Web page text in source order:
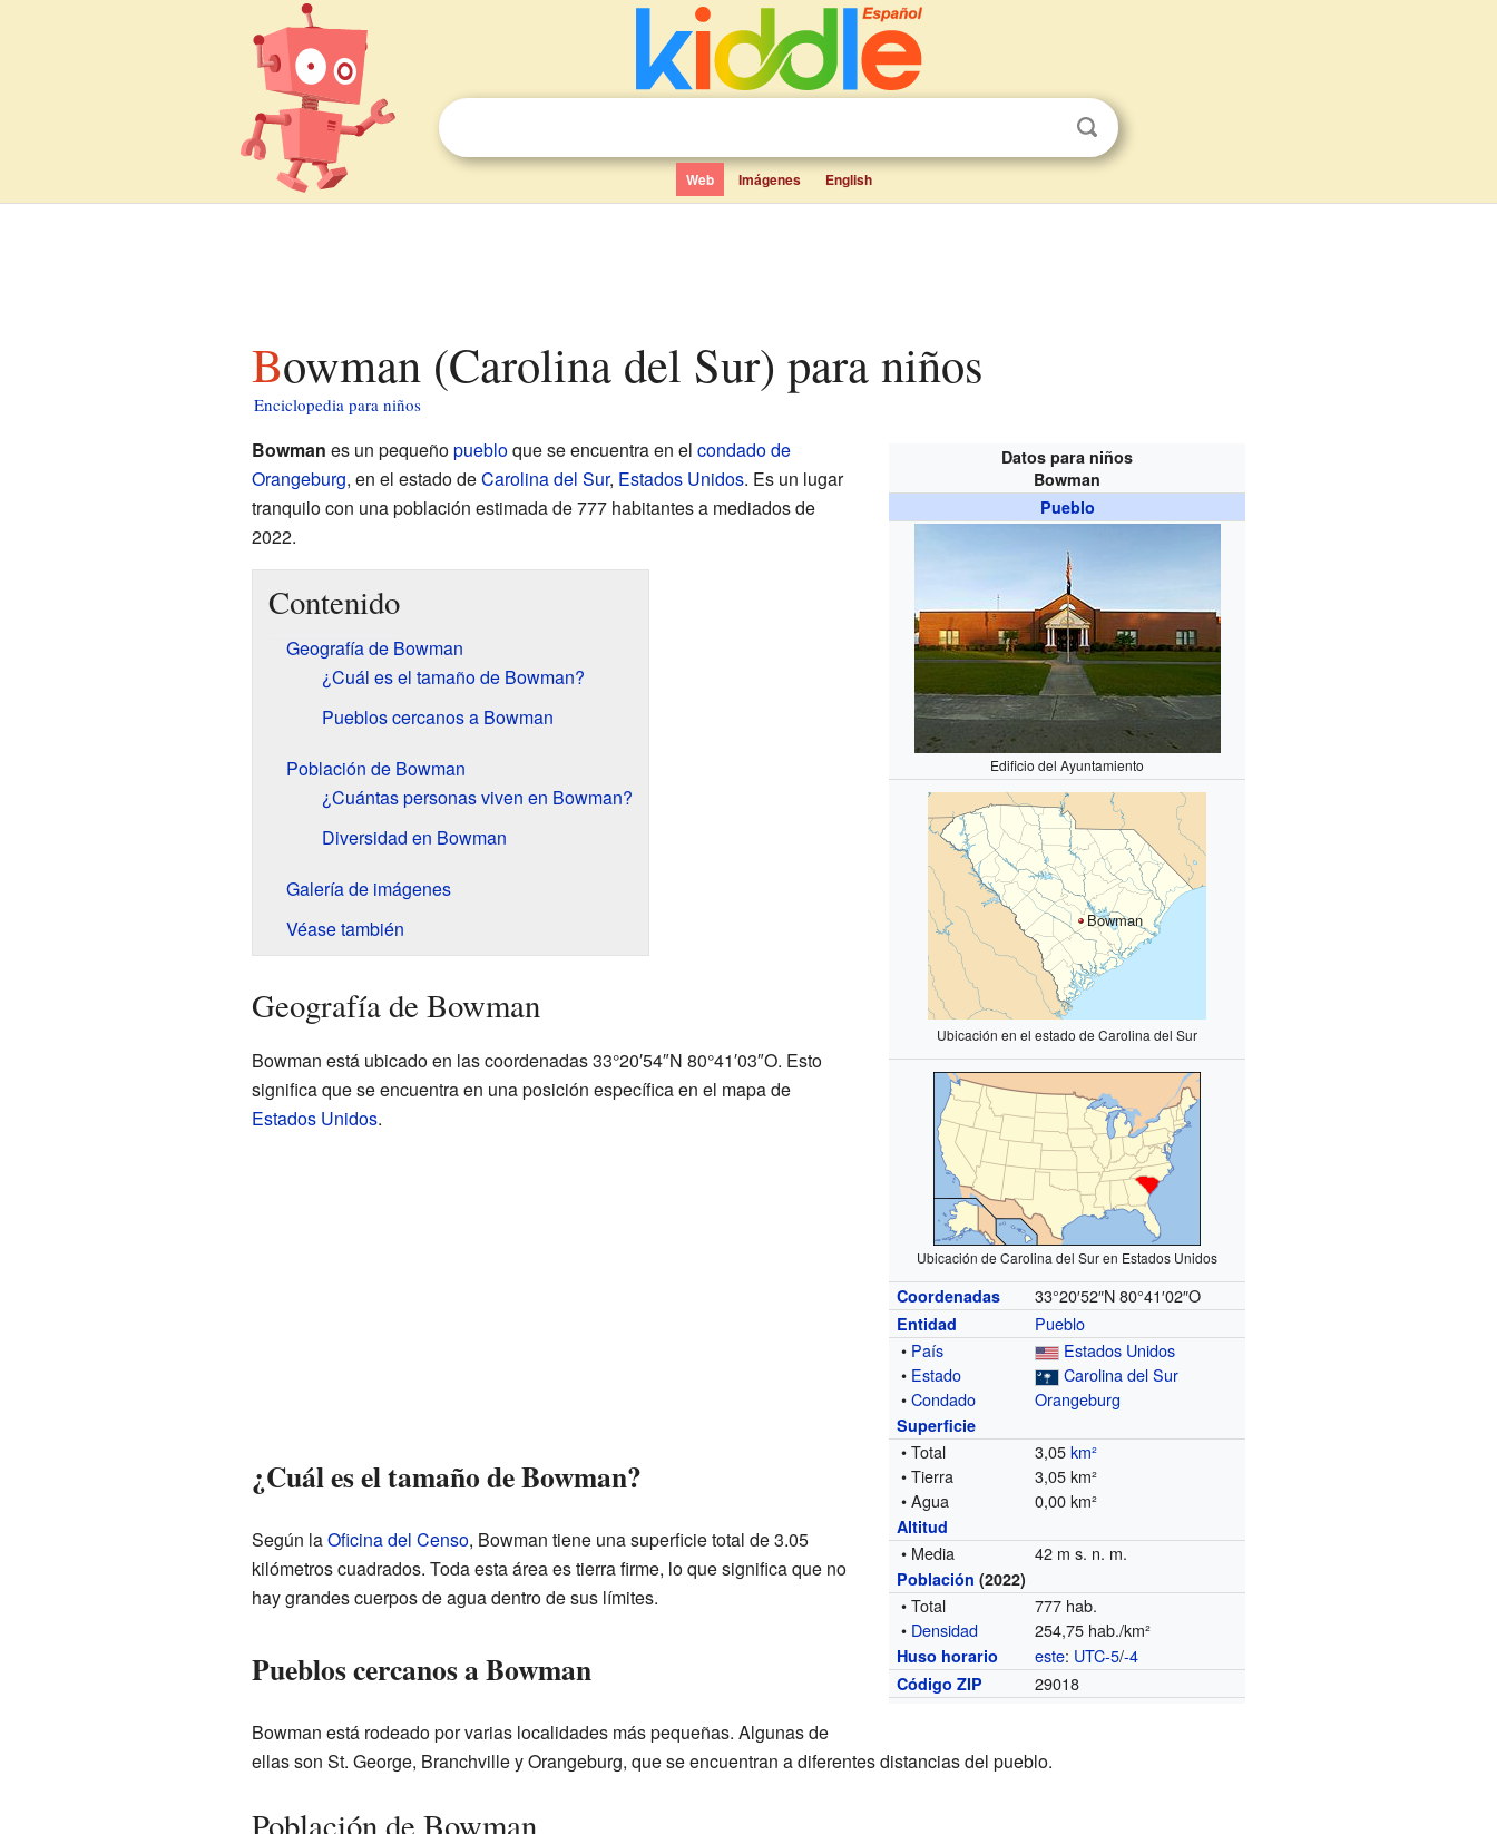
Web Imágenes English
Bowman (Carolina del Sur) para niños
Enciclopedia para niños
Datos para niños
Bowman
Pueblo
Edificio del Ayuntamiento
Bowman
Ubicación en el estado de Carolina del Sur
Ubicación de Carolina del Sur en Estados Unidos
Coordenadas 33°20′52″N 80°41′02″O
Entidad
Pueblo
• País
Estados Unidos
• Estado
Carolina del Sur
•Condado Orangeburg
Superficie
• Total 3,05km²
• Tierra
3,05 km²
• Agua
0,00 km²
Altitud
• Media 42 m s. n. m.
Población (2022)
• Total
777 hab.
• Densidad 254,75 hab./km²
Huso horario este: UTC-5/-4
Código ZIP 29018
Bowman es un pequeñopuebloque se encuentra en el condado de
Orangeburg, en el estado deCarolina del Sur, Estados Unidos. Es un lugar
tranquilo con una población estimada de 777 habitantes a mediados de
2022.
Contenido
Geografía de Bowman
¿Cuál es el tamaño de Bowman?
Pueblos cercanos a Bowman
Población de Bowman
¿Cuántas personas viven en Bowman?
Diversidad en Bowman
Galería de imágenes
Véase también
Geografía de Bowman
Bowman está ubicado en las coordenadas 33°20′54″N 80°41′03″O. Esto
significa que se encuentra en una posición específica en el mapa de
Estados Unidos.
¿Cuál es el tamaño de Bowman?
Según laOficina del Censo, Bowman tiene una superficie total de 3.05
kilómetros cuadrados. Toda esta área es tierra firme, lo que significa que no
hay grandes cuerpos de agua dentro de sus límites.
Pueblos cercanos a Bowman
Bowman está rodeado por varias localidades más pequeñas. Algunas de
ellas son St. George, Branchville y Orangeburg, que se encuentran a diferentes distancias del pueblo.
Población de Bowman